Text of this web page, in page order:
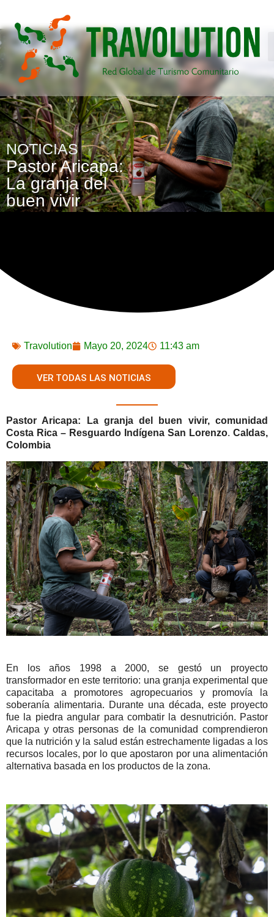
NOTICIAS
Pastor Aricapa:
La granja del
buen vivir
Travolution Mayo 20, 2024 11:43 am
VER TODAS LAS NOTICIAS
Pastor Aricapa:
La granja del buen vivir, comunidad
Costa Rica – Resguardo Indígena San Lorenzo. Caldas,
Colombia
En los años 1998 a 2000, se gestó un proyecto
transformador en este territorio: una granja experimental que
capacitaba a promotores agropecuarios y promovía la
soberanía alimentaria. Durante una década, este proyecto
fue la piedra angular para combatir la desnutrición. Pastor
Aricapa y otras personas de la comunidad comprendieron
que la nutrición y la salud están estrechamente ligadas a los
recursos locales, por lo que apostaron por una alimentación
alternativa basada en los productos de la zona.